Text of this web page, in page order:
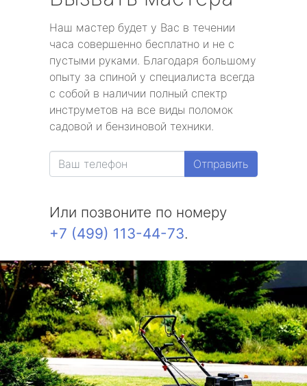
Наш мастер будет у Вас в течении
часа совершенно бесплатно и не с
пустыми руками. Благодаря большому
опыту за спиной у специалиста всегда
с собой в наличии полный спектр
инструметов на все виды поломок
садовой и бензиновой техники.
Отправить
Или позвоните по номеру
+7 (499) 113-44-73.